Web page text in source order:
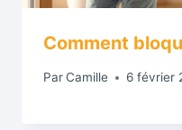
Comment
ParCamille 6 février